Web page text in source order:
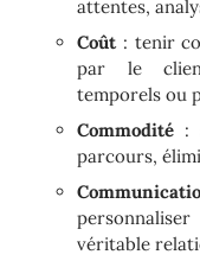
attentes,
Coût: tenir
par le
temporels ou
Commodité :
parcours,
véritable